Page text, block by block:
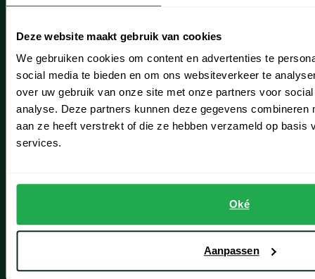
Deze website maakt gebruik van cookies
We gebruiken cookies om content en advertenties te
social media te bieden en om ons websiteverkeer te
over uw gebruik van onze site met onze partners voor
analyse. Deze partners kunnen deze gegevens combineren
aan ze heeft verstrekt of die ze hebben verzameld op basis
services.
Oké
Aanpassen
Hillegom
Leiderdorp
Lisse
Noordwijk
Openingstijden winkels
Schulte Herenmode